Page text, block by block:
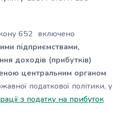
652 включено
підприємствами,
доходів (прибутків)
центральним органом
податкової політики, у
з податку на прибуток